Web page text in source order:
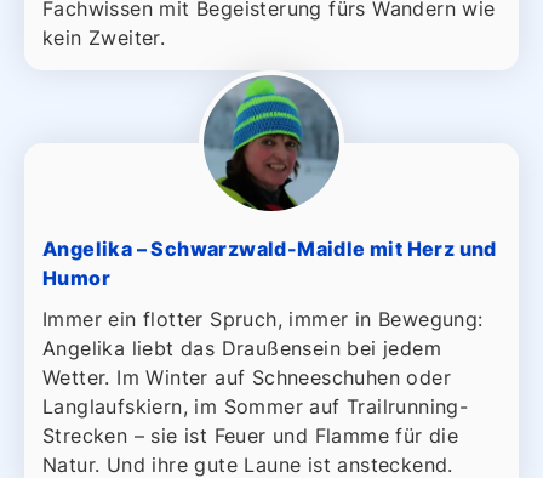
Fachwissen mit Begeisterung fürs Wandern wie
kein Zweiter.
Angelika – Schwarzwald-Maidle mit Herz und
Humor
Immer ein flotter Spruch, immer in Bewegung:
Angelika liebt das Draußensein bei jedem
Wetter. Im Winter auf Schneeschuhen oder
Langlaufskiern, im Sommer auf Trailrunning-
Strecken – sie ist Feuer und Flamme für die
Natur. Und ihre gute Laune ist ansteckend.